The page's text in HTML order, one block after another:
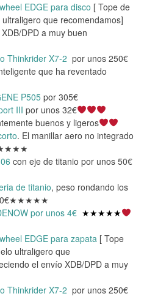
EDGE para disco [ Tope de
que recomendamos]
DPD a muy buen
Thinkrider X7-2 por unos 250€
que ha reventado
P505 por 305€
III por unos 32€
buenos y ligeros
. El manillar aero no integrado
con eje de titanio por unos 50€
de titanio, peso rondando los
20€★★★★★
por unos 4€ ★★★★★
EDGE para zapata [ Tope
ultraligero que
el envío XDB/DPD a muy
Thinkrider X7-2 por unos 250€